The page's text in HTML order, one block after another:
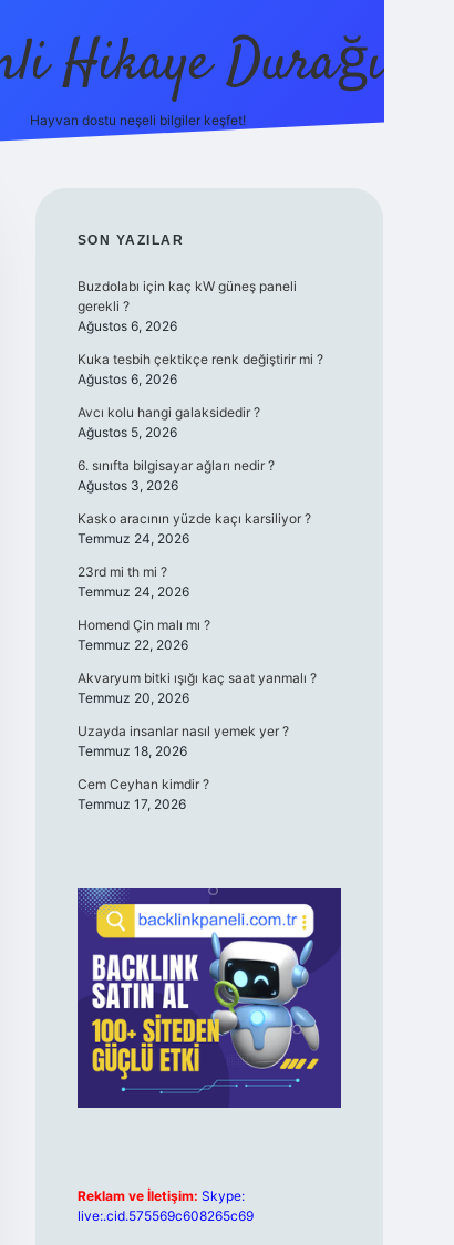
Hikaye Durağı
Hayvan dostu neşeli bilgiler keşfet!
SIDEBAR
SON YAZILAR
Buzdolabı için kaç kW güneş paneli
gerekli ?
Ağustos 6, 2026
Kuka tesbih çektikçe renk değiştirir mi ?
Ağustos 6, 2026
Avcı kolu hangi galaksidedir ?
Ağustos 5, 2026
6. sınıfta bilgisayar ağları nedir ?
Ağustos 3, 2026
Kasko aracının yüzde kaçı karsiliyor ?
Temmuz 24, 2026
23rd mi th mi ?
Temmuz 24, 2026
Homend Çin malı mı ?
Temmuz 22, 2026
Akvaryum bitki ışığı kaç saat yanmalı ?
Temmuz 20, 2026
Uzayda insanlar nasıl yemek yer ?
Temmuz 18, 2026
Cem Ceyhan kimdir ?
Temmuz 17, 2026
Reklam ve İletişim: Skype:
live:.cid.575569c608265c69